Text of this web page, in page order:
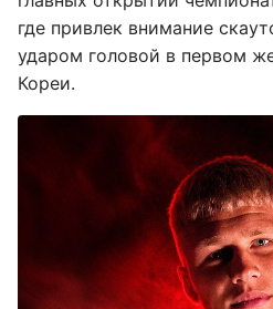
где привлек внимание
ударом головой в первом
Кореи.